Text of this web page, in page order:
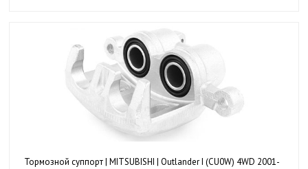
Тормозной суппорт | MITSUBISHI | Outlander I (CU0W) 4WD 2001-